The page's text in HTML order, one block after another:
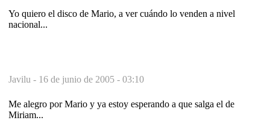
Yo quiero el disco de Mario, a ver cuándo lo venden a nivel
nacional...
Javilu - 16 de junio de 2005 - 03:10
Me alegro por Mario y ya estoy esperando a que salga el de
Miriam...